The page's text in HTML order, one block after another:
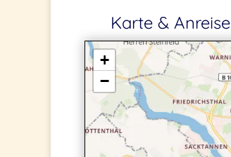
Karte & Anreise
+
−